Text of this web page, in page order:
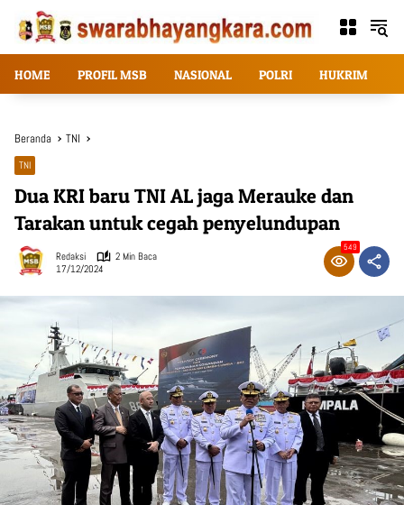
Langsung
konten
HOME PROFIL MSB NASIONAL POLRI HUKRIM
Beranda TNI
TNI
Dua KRI baru TNI AL jaga Merauke dan
Tarakan untuk cegah penyelundupan
Redaksi
2 Min Baca
17/12/2024
549